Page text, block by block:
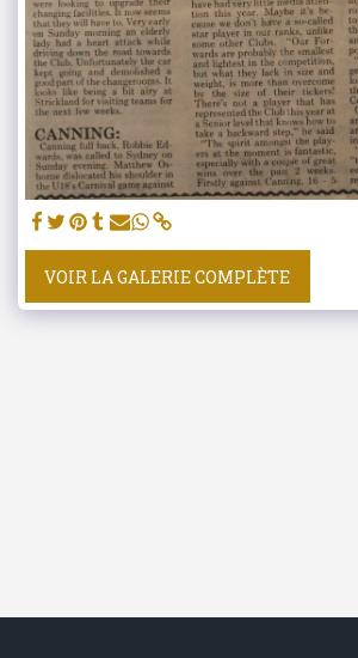
VOIR LA GALERIE COMPLÈTE